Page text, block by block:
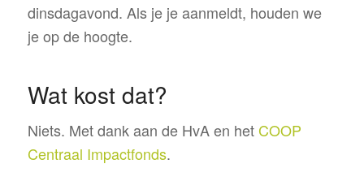
dinsdagavond. Als je je aanmeldt, houden we
je op de hoogte.
Wat kost dat?
Niets. Met dank aan de HvA en het COOP
Centraal Impactfonds.